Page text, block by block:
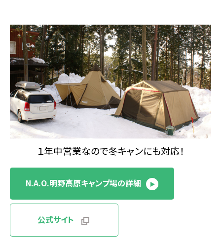
１年中営業なので冬キャンにも対応！
N.A.O.明野高原キャンプ場の詳細
公式サイト